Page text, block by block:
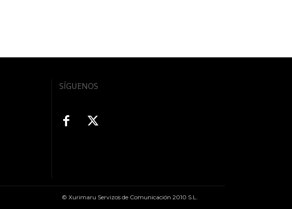
SÍGUENOS
© Xurimaru Servizos de Comunicación 2010 S.L.